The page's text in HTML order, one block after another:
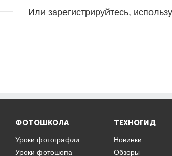
Или зарегистрируйтесь,
ФОТОШКОЛА
Уроки фотографии
Уроки фотошопа
ТЕХНОГИД
Новинки
Обзоры